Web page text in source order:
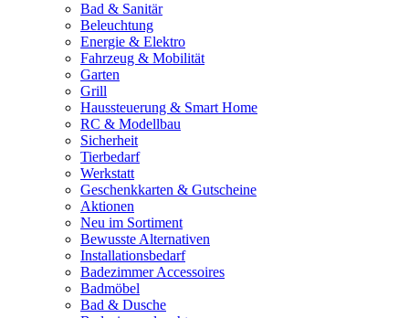
Bad & Sanitär
Beleuchtung
Energie & Elektro
Fahrzeug & Mobilität
Garten
Grill
Haussteuerung & Smart Home
RC & Modellbau
Sicherheit
Tierbedarf
Werkstatt
Geschenkkarten & Gutscheine
Aktionen
Neu im Sortiment
Bewusste Alternativen
Installationsbedarf
Badezimmer Accessoires
Badmöbel
Bad & Dusche